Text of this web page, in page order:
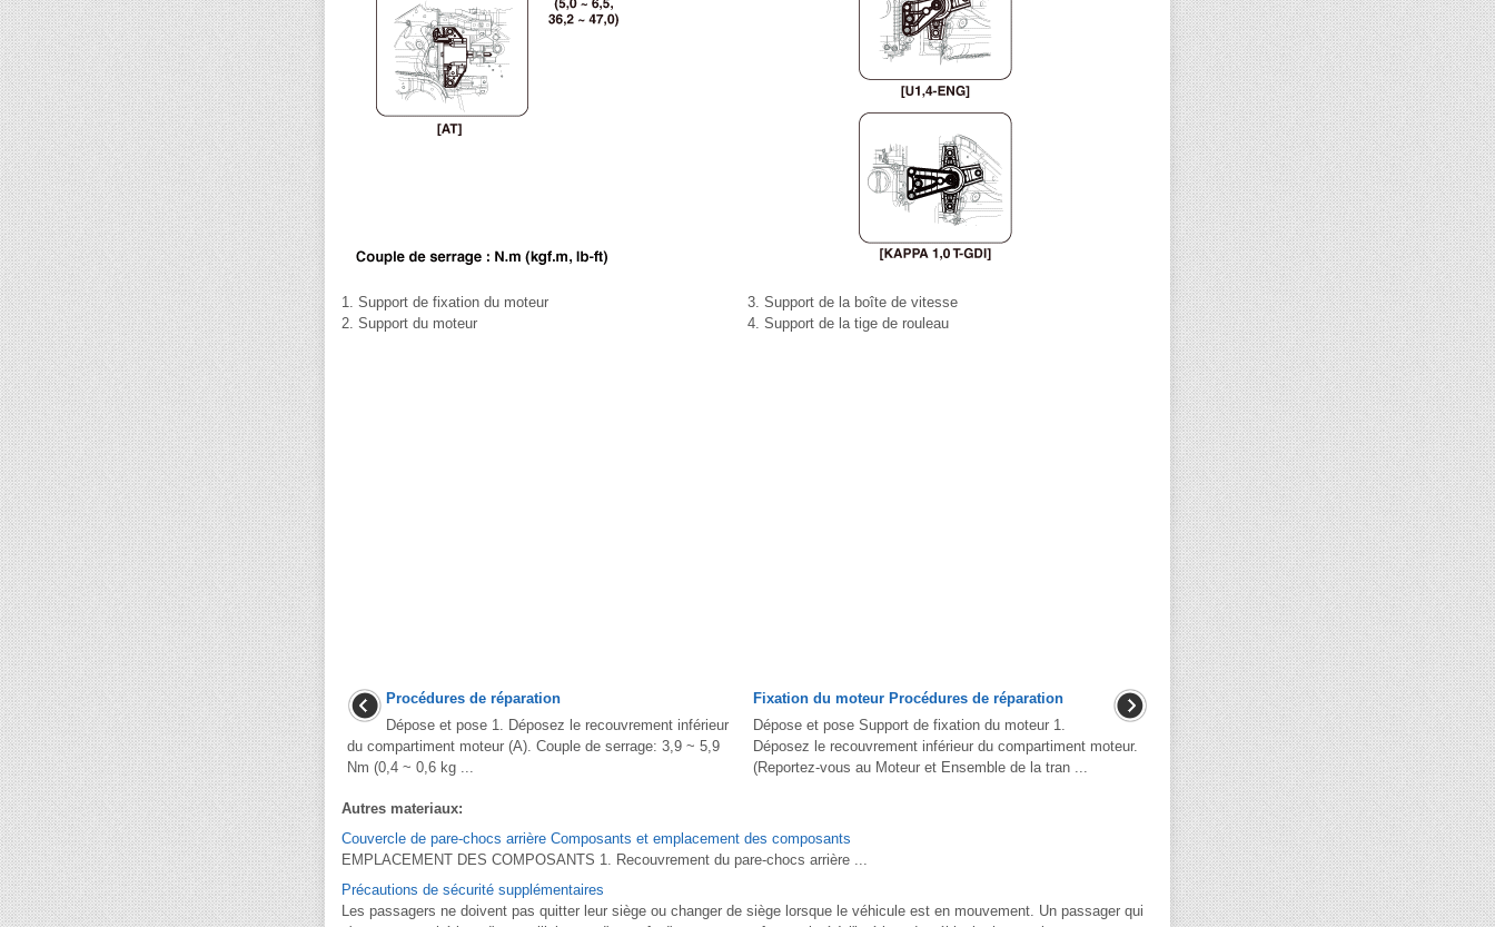
1. Support de fixation du moteur
2. Support du moteur
3. Support de la boîte de vitesse
4. Support de la tige de rouleau
Procédures de réparation
Dépose et pose 1. Déposez le recouvrement inférieur
du compartiment moteur (A). Couple de serrage: 3,9 ~ 5,9
Nm (0,4 ~ 0,6 kg ...
Fixation du moteur Procédures de réparation
Dépose et pose Support de fixation du moteur 1.
Déposez le recouvrement inférieur du compartiment moteur.
(Reportez-vous au Moteur et Ensemble de la tran ...
Autres materiaux:
Couvercle de pare-chocs arrière Composants et emplacement des composants
EMPLACEMENT DES COMPOSANTS 1. Recouvrement du pare-chocs arrière ...
Précautions de sécurité supplémentaires
Les passagers ne doivent pas quitter leur siège ou changer de siège lorsque le véhicule est en mouvement. Un passager qui